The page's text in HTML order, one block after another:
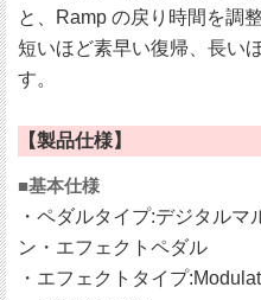
と、Ramp の戻り時間を調
短いほど素早い復帰、長い
す。
【製品仕様】
■基本仕様
・ペダルタイプ:デジタル
ン・エフェクトペダル
・エフェクトタイプ